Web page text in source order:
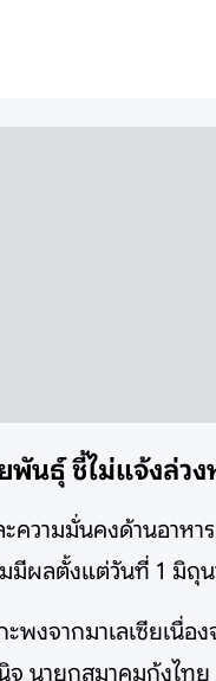
นธุ์ ชี้ไม่แจ้งล่ว
ามมั่นคงด้านอาหา
มมีผลตั้งแต่วันที่ 1 มิ
จากมาเลเซียเนื่อ
นายกสมาคมกุ้งไ